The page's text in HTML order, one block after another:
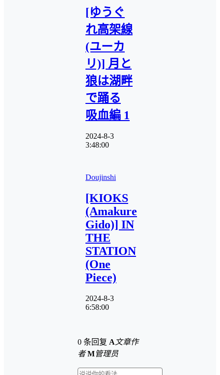
[ゆうぐ
れ高架線
(ユーカ
リ)] 月と
狼は湖畔
で踊る
吸血編 1
2024-8-3
3:48:00
Doujinshi
[KIOKS
(Amakure
Gido)] IN
THE
STATION
(One
Piece)
2024-8-3
6:58:00
0 条回复 A 文章作
者 M管理员